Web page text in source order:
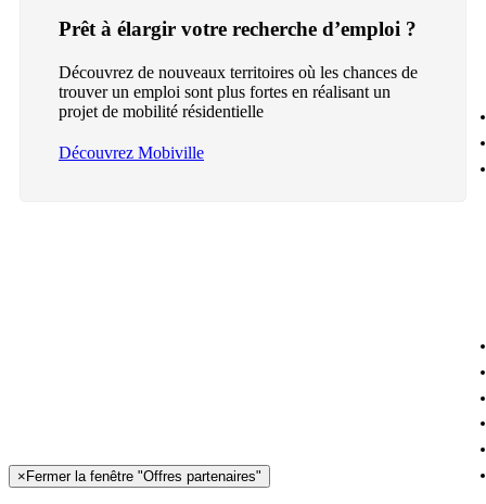
Prêt à élargir votre recherche d’emploi ?
Découvrez de nouveaux territoires où les chances de
trouver un emploi sont plus fortes en réalisant un
projet de mobilité résidentielle
Découvrez Mobiville
× Fermer la fenêtre "Offres partenaires"